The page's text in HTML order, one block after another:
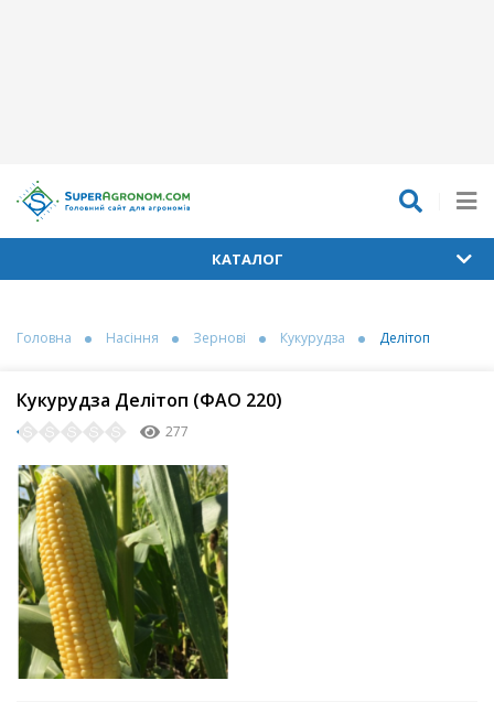
КАТАЛОГ
Головна Насіння Зернові Кукурудза Делітоп
Кукурудза Делітоп (ФАО 220)
277